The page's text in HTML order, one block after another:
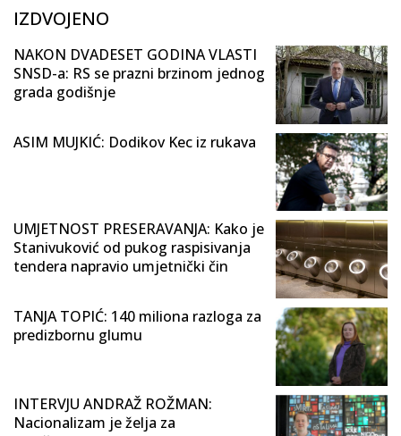
IZDVOJENO
NAKON DVADESET GODINA VLASTI
SNSD-a: RS se prazni brzinom jednog
grada godišnje
ASIM MUJKIĆ: Dodikov Kec iz rukava
UMJETNOST PRESERAVANJA: Kako je
Stanivuković od pukog raspisivanja
tendera napravio umjetnički čin
TANJA TOPIĆ: 140 miliona razloga za
predizbornu glumu
INTERVJU ANDRAŽ ROŽMAN:
Nacionalizam je želja za